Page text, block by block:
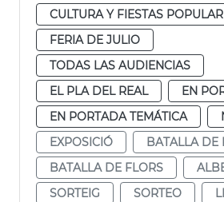
CULTURA Y FIESTAS
FERIA DE JULIO
TODAS LAS AUDIENCIAS
EL PLA DEL REAL
EN
EN PORTADA TEMÁTICA
EXPOSICIÓ
BATALLA DE
BATALLA DE FLORS
SORTEIG
SORTEO